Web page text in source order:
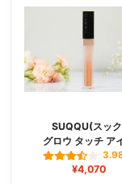
SUQQU(スッ
グロウ タッチ ア
¥4,070